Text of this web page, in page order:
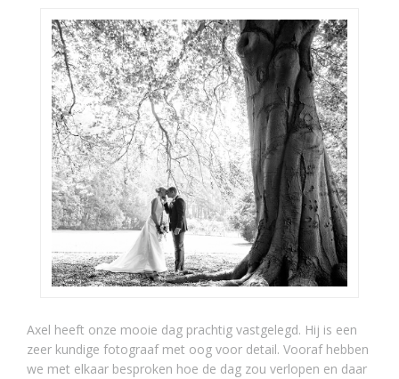
Axel heeft onze mooie dag prachtig vastgelegd. Hij is een
zeer kundige fotograaf met oog voor detail. Vooraf hebben
we met elkaar besproken hoe de dag zou verlopen en daar